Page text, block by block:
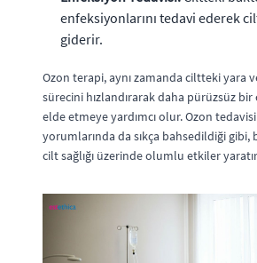
enfeksiyonlarını tedavi ederek
giderir.
Ozon terapi, aynı zamanda ciltteki yara
sürecini hızlandırarak daha pürüzsüz
elde etmeye yardımcı olur. Ozon
yorumlarında da sıkça bahsedildiği
cilt sağlığı üzerinde olumlu etkiler